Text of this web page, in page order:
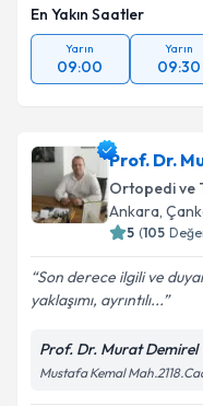
En Yakın Saatler
Yarın
09:00
Yarın
09:30
Prof. Dr.
Ortopedi ve
Ankara,
5 (105
Son derece ilgili ve
yaklaşımı, ayrıntılı...
Prof. Dr. Murat Demirel
Mustafa Kemal